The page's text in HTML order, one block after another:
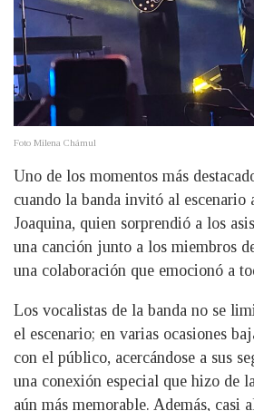
Foto Milena Chámul
Uno de los momentos más
cuando la banda invitó al escenario
Joaquina, quien sorprendió a los
una canción junto a los miembros
una colaboración que emocionó a
Los vocalistas de la banda no se
el escenario; en varias ocasiones
con el público, acercándose a sus
una conexión especial que hizo de
aún más memorable. Además, casi